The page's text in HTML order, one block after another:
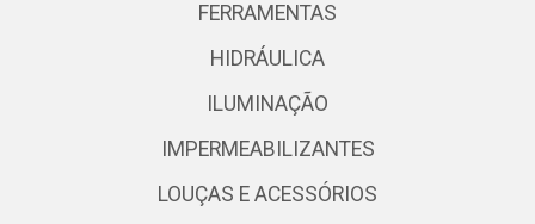
FERRAMENTAS
HIDRÁULICA
ILUMINAÇÃO
IMPERMEABILIZANTES
LOUÇAS E ACESSÓRIOS